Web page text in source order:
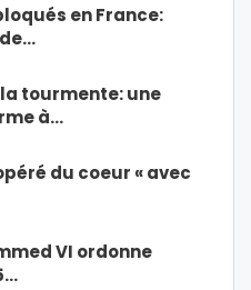
en France:
tourmente: une
à…
du coeur « avec
VI ordonne